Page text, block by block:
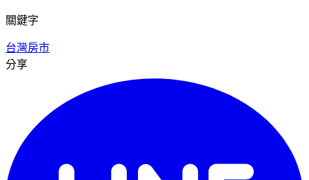
關鍵字
台灣房市
分享